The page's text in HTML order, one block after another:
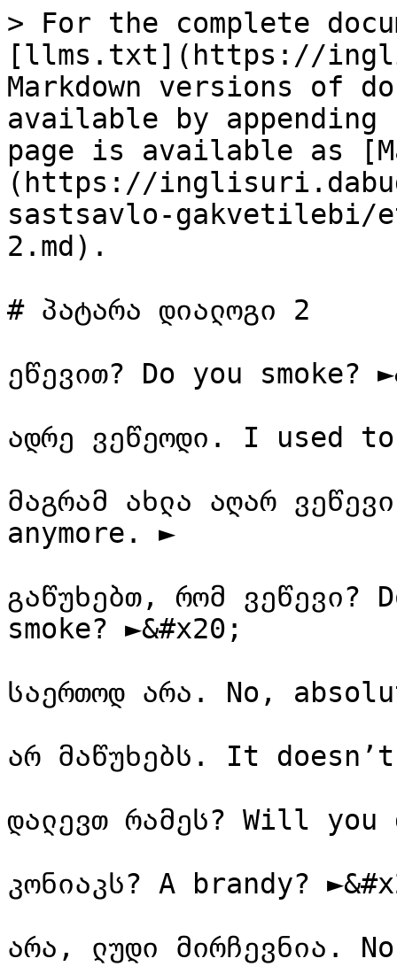
> For the complete
[llms.txt](https://
Markdown versions of
available by
page is available as
(https://
sastsavlo-
2.md).
# პატარა დიალოგი 2
ეწევით? Do you smoke?
ადრე ვეწეოდი. I used
მაგრამ ახლა აღარ
anymore. ►
გაწუხებთ, რომ
smoke? ►&#x20;
საერთოდ არა. No,
არ მაწუხებს. It
დალევთ რამეს? Will
კონიაკს? A brandy?
არა, ლუდი მირჩევნია.